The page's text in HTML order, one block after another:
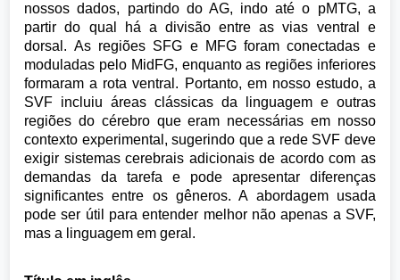
nossos dados, partindo do AG, indo até o pMTG, a
partir do qual há a divisão entre as vias ventral e
dorsal. As regiões SFG e MFG foram conectadas e
moduladas pelo MidFG, enquanto as regiões inferiores
formaram a rota ventral. Portanto, em nosso estudo, a
SVF incluiu áreas clássicas da linguagem e outras
regiões do cérebro que eram necessárias em nosso
contexto experimental, sugerindo que a rede SVF deve
exigir sistemas cerebrais adicionais de acordo com as
demandas da tarefa e pode apresentar diferenças
significantes entre os gêneros. A abordagem usada
pode ser útil para entender melhor não apenas a SVF,
mas a linguagem em geral.